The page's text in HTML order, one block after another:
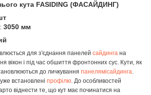
кута FASIDING (ФАСАЙДИНГ)
3050 мм
для з'єднання панелей сайдинга на
вікон і під час обшиття фронтонних сус. Кути, як
до личкування панелямісайдинга
встановлені профілю . До особливостей
віднести те, що кут має починатися на